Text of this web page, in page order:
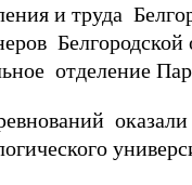
и труда
отделение